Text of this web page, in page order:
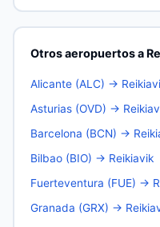
Otros aeropuertos a
Alicante (ALC) →
Asturias (OVD) →
Barcelona (BCN) →
Bilbao (BIO) → Reikiavik
Fuerteventura (FUE) →
Granada (GRX) →